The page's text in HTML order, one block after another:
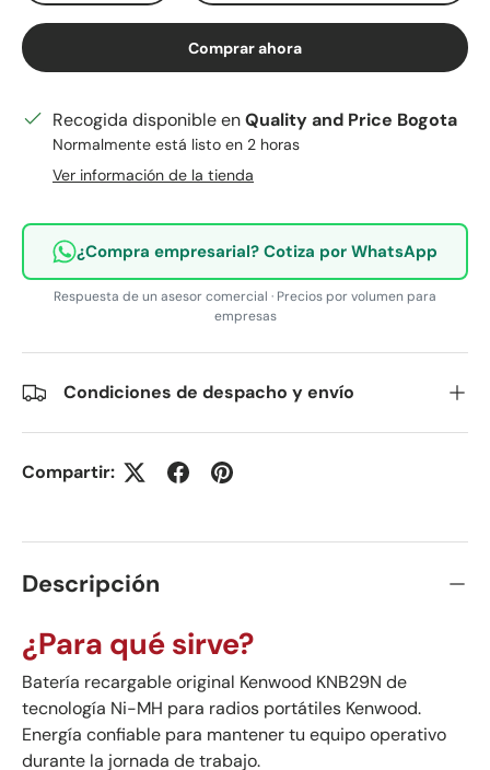
Comprar ahora
Recogida disponible enQuality and Price Bogota
Normalmente está listo en 2 horas
Ver información de la tienda
¿Compra empresarial? Cotiza por WhatsApp
Respuesta de un asesor comercial · Precios por volumen para
empresas
Condiciones de despacho y envío
Compartir:
Descripción
¿Para qué sirve?
Batería recargable original Kenwood KNB29N de
tecnología Ni-MH para radios portátiles Kenwood.
Energía confiable para mantener tu equipo operativo
durante la jornada de trabajo.